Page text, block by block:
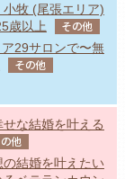
小牧 (尾張エリア)
歳以上
その他
29サロンで〜無
その他
せな結婚を叶える
他
の結婚を叶えたい